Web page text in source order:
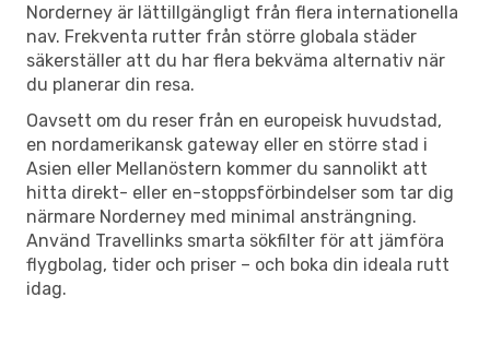
Norderney är lättillgängligt från flera internationella
nav. Frekventa rutter från större globala städer
säkerställer att du har flera bekväma alternativ när
du planerar din resa.
Oavsett om du reser från en europeisk huvudstad,
en nordamerikansk gateway eller en större stad i
Asien eller Mellanöstern kommer du sannolikt att
hitta direkt- eller en-stoppsförbindelser som tar dig
närmare Norderney med minimal ansträngning.
Använd Travellinks smarta sökfilter för att jämföra
flygbolag, tider och priser – och boka din ideala rutt
idag.